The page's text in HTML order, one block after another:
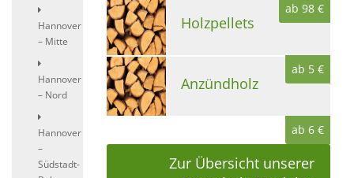
Hannover
– Mitte
Hannover
– Nord
Hannover
–
Südstadt-
ab 98 €
Holzpellets
ab 5 €
Anzündholz
ab 6 €
Zur Übersicht unserer